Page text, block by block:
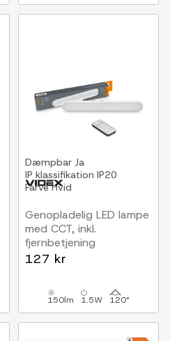
Dæmpbar Ja
IP klassifikation IP20
FarveHvid
Genopladelig LED lampe
med CCT, inkl.
fjernbetjening
127 kr
150lm 1.5W 120°